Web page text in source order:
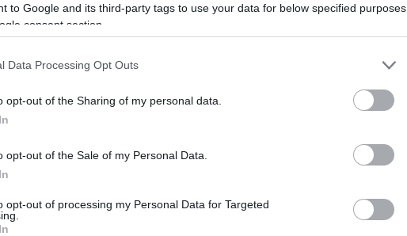
to Google and its third-party tags to use your data for below specified purposes
consent section.
Data Processing Opt Outs
opt-out of the Sharing of my personal data.
opt-out of the Sale of my Personal Data.
opt-out of processing my Personal Data for Targeted
1 cucharadita
de 280 g, en cuartos